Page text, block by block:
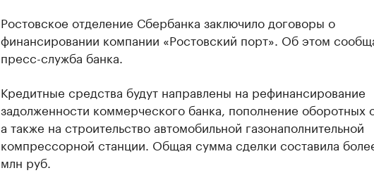
Ростовское отделение Сбербанка заключило договоры о
финансировании компании «Ростовский порт». Об этом
пресс-служба банка.
Кредитные средства будут направлены на рефинансирование
задолженности коммерческого банка, пополнение оборотных
а также на строительство автомобильной газонаполнительной
компрессорной станции. Общая сумма сделки составила
млн руб.